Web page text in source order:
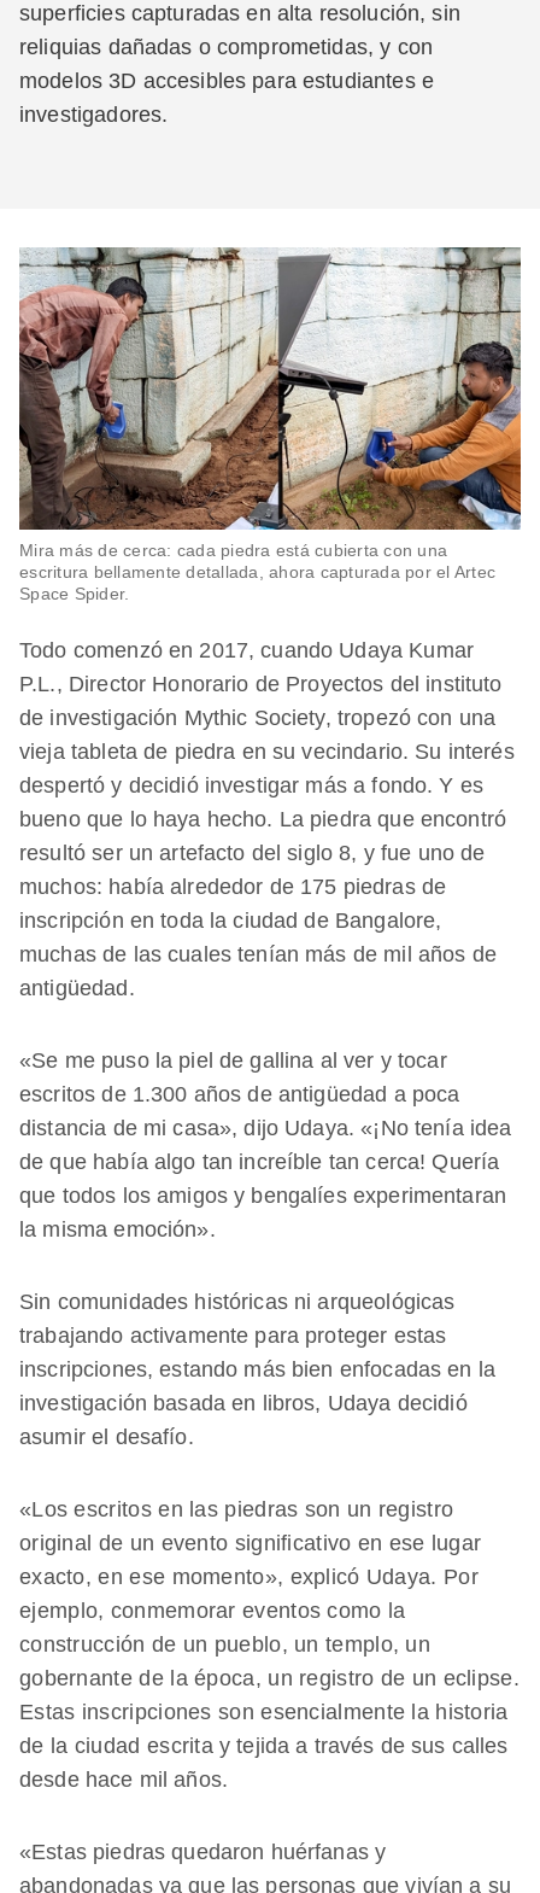
superficies capturadas en alta resolución, sin
reliquias dañadas o comprometidas, y con
modelos 3D accesibles para estudiantes e
investigadores.
Mira más de cerca: cada piedra está cubierta con una
escritura bellamente detallada, ahora capturada por el Artec
Space Spider.
Todo comenzó en 2017, cuando Udaya Kumar
P.L., Director Honorario de Proyectos del instituto
de investigación Mythic Society, tropezó con una
vieja tableta de piedra en su vecindario. Su interés
despertó y decidió investigar más a fondo. Y es
bueno que lo haya hecho. La piedra que encontró
resultó ser un artefacto del siglo 8, y fue uno de
muchos: había alrededor de 175 piedras de
inscripción en toda la ciudad de Bangalore,
muchas de las cuales tenían más de mil años de
antigüedad.
«Se me puso la piel de gallina al ver y tocar
escritos de 1.300 años de antigüedad a poca
distancia de mi casa», dijo Udaya. «¡No tenía idea
de que había algo tan increíble tan cerca! Quería
que todos los amigos y bengalíes experimentaran
la misma emoción».
Sin comunidades históricas ni arqueológicas
trabajando activamente para proteger estas
inscripciones, estando más bien enfocadas en la
investigación basada en libros, Udaya decidió
asumir el desafío.
«Los escritos en las piedras son un registro
original de un evento significativo en ese lugar
exacto, en ese momento», explicó Udaya. Por
ejemplo, conmemorar eventos como la
construcción de un pueblo, un templo, un
gobernante de la época, un registro de un eclipse.
Estas inscripciones son esencialmente la historia
de la ciudad escrita y tejida a través de sus calles
desde hace mil años.
«Estas piedras quedaron huérfanas y
abandonadas ya que las personas que vivían a su